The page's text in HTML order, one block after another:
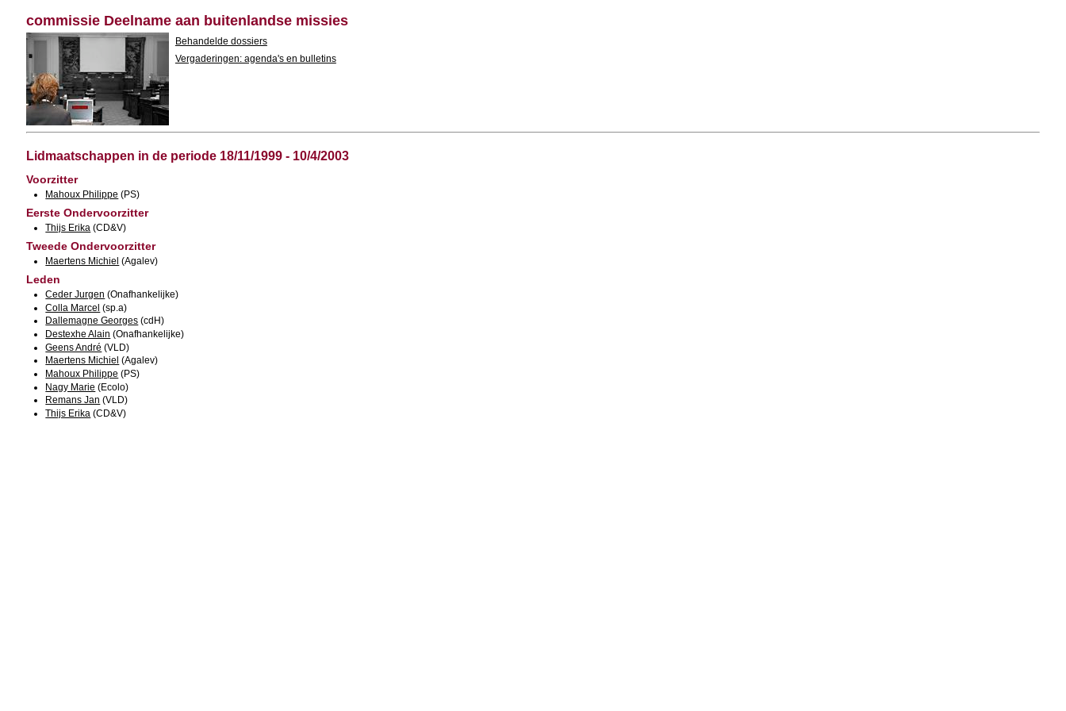
commissie Deelname aan buitenlandse missies
Behandelde dossiers
Vergaderingen: agenda's en bulletins
Lidmaatschappen in de periode 18/11/1999 - 10/4/2003
Voorzitter
Mahoux Philippe (PS)
Eerste Ondervoorzitter
Thijs Erika (CD&V)
Tweede Ondervoorzitter
Maertens Michiel (Agalev)
Leden
Ceder Jurgen (Onafhankelijke)
Colla Marcel (sp.a)
Dallemagne Georges (cdH)
Destexhe Alain (Onafhankelijke)
Geens André (VLD)
Maertens Michiel (Agalev)
Mahoux Philippe (PS)
Nagy Marie (Ecolo)
Remans Jan (VLD)
Thijs Erika (CD&V)